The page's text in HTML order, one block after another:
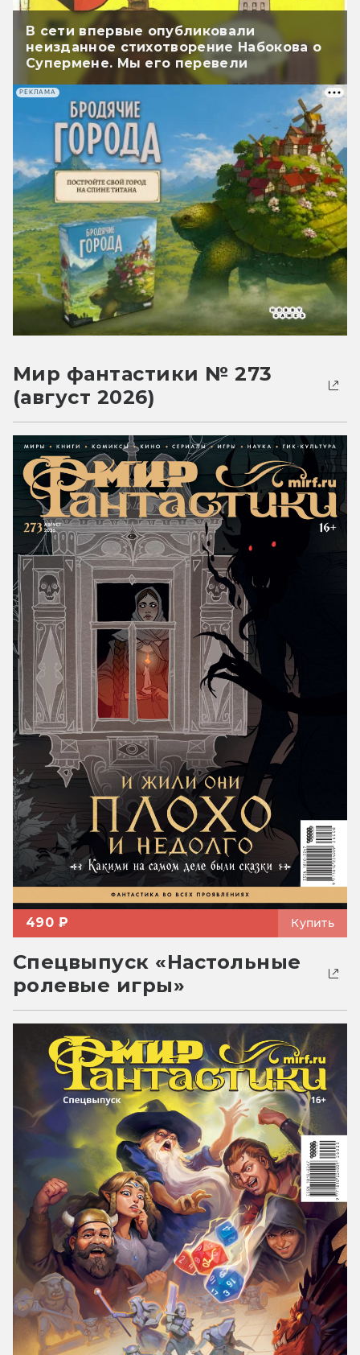
В сети впервые опубликовали
неизданное стихотворение Набокова о
Супермене. Мы его перевели
РЕКЛАМА
Мир фантастики № 273
(август 2026)
490 ₽ Купить
Спецвыпуск «Настольные
ролевые игры»